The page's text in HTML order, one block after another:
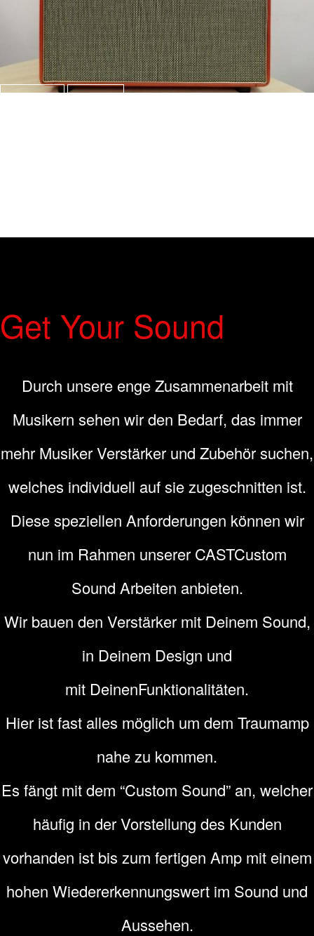
Get Your Sound
Durch unsere enge Zusammenarbeit mit
Musikern sehen wir den Bedarf, das immer
mehr Musiker Verstärker und Zubehör suchen,
welches individuell auf sie zugeschnitten ist.
Diese speziellen Anforderungen können wir
nun im Rahmen unserer CASTCustom
Sound Arbeiten anbieten.
Wir bauen den Verstärker mit Deinem Sound,
in Deinem Design und
mit DeinenFunktionalitäten.
Hier ist fast alles möglich um dem Traumamp
nahe zu kommen.
Es fängt mit dem “Custom Sound” an, welcher
häufig in der Vorstellung des Kunden
vorhanden ist bis zum fertigen Amp mit einem
hohen Wiedererkennungswert im Sound und
Aussehen.